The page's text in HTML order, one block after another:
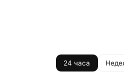
24 часа